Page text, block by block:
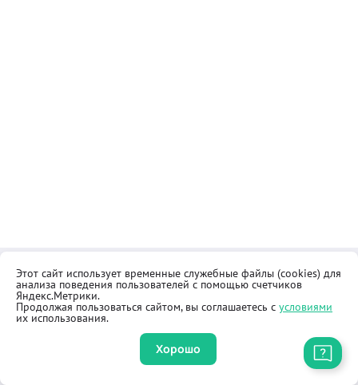
Контакты
Как купить
Общественная приёмная
Реквизиты
Оферта
Правила продажи товаров
Этот сайт использует временные служебные файлы (cookies) для
анализа поведения пользователей с помощью счетчиков
Яндекс.Метрики.
Продолжая пользоваться сайтом, вы соглашаетесь с условиями
их использования.
Хорошо